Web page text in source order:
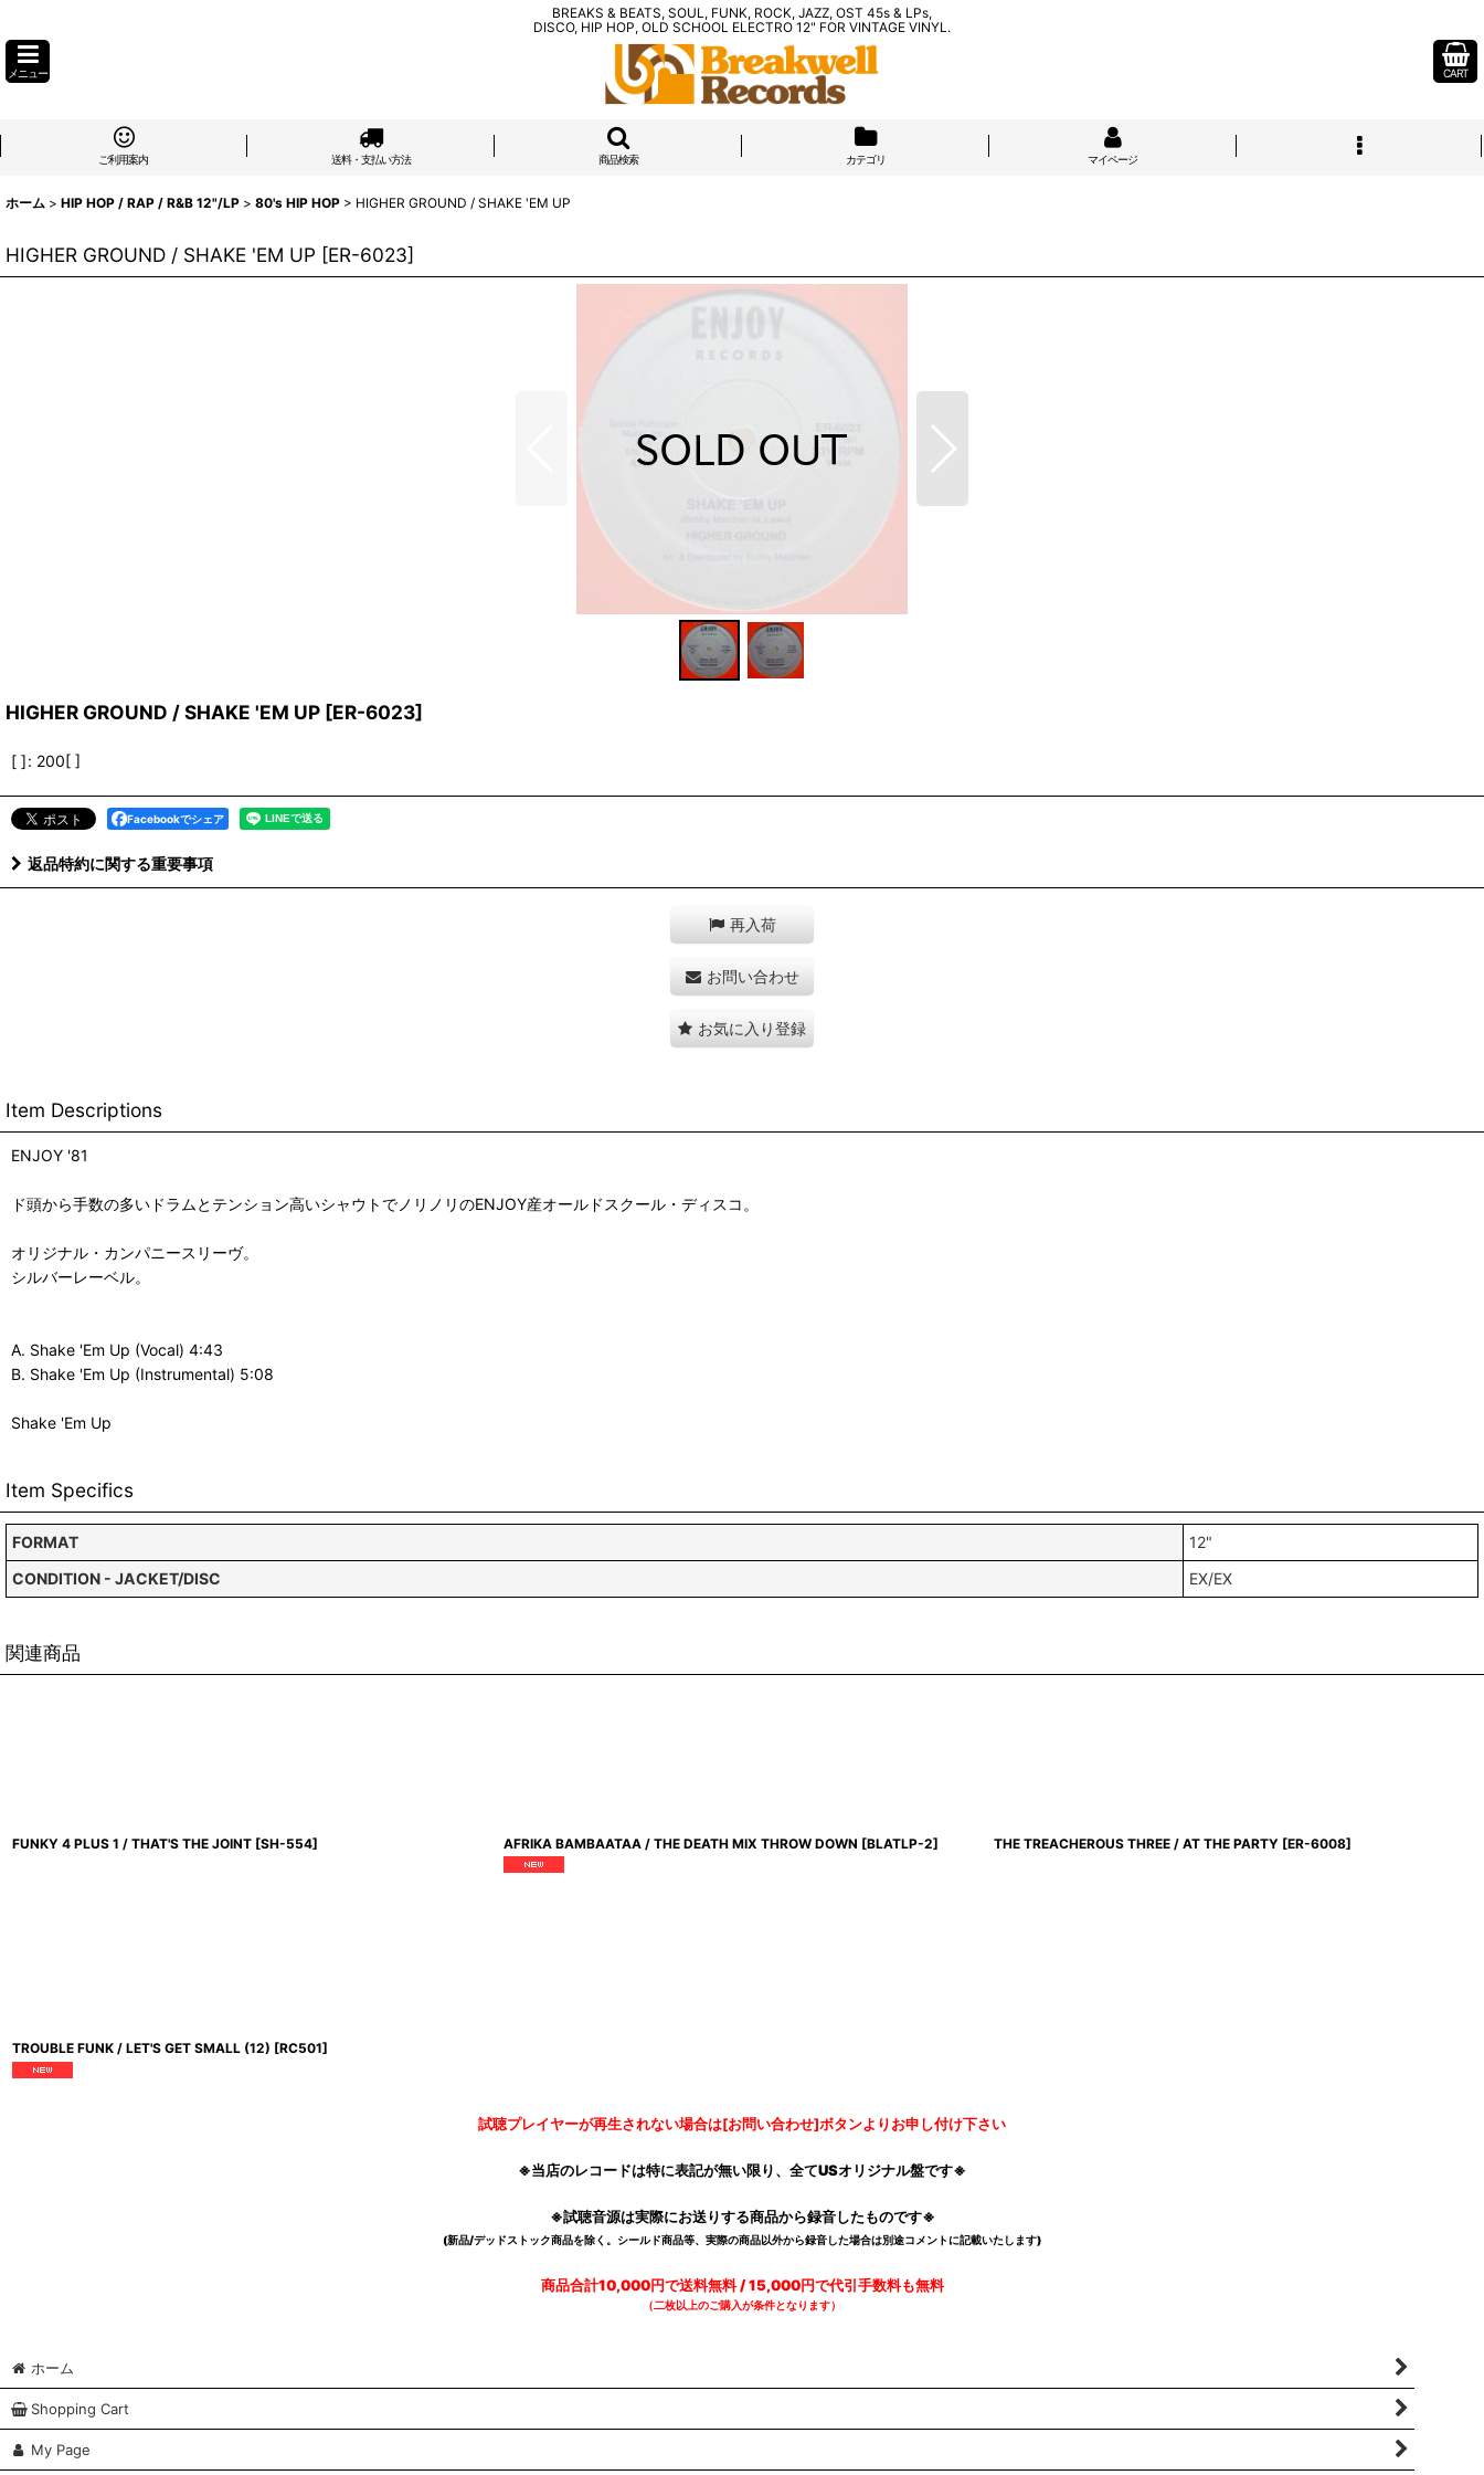
BREAKS & BEATS, SOUL, FUNK, ROCK, JAZZ, OST 45s & LPs,
DISCO, HIP HOP, OLD SCHOOL ELECTRO 12" FOR VINTAGE VINYL.
メニュー CART
ご利用案内 送料・支払い方法 商品検索 カテゴリ マイページ
ホーム > HIP HOP / RAP / R&B 12"/LP > 80's HIP HOP > HIGHER GROUND / SHAKE 'EM UP
HIGHER GROUND / SHAKE 'EM UP [ER-6023]
HIGHER GROUND / SHAKE 'EM UP [ER-6023]
[ ]: 200[ ]
Facebookでシェア
返品特約に関する重要事項
再入荷
お問い合わせ
お気に入り登録
Item Descriptions
ENJOY '81
ド頭から手数の多いドラムとテンション高いシャウトでノリノリのENJOY産オールドスクール・ディスコ。
オリジナル・カンパニースリーヴ。
シルバーレーベル。
A. Shake 'Em Up (Vocal) 4:43
B. Shake 'Em Up (Instrumental) 5:08
Shake 'Em Up
Item Specifics
FORMAT
12"
CONDITION - JACKET/DISC
EX/EX
関連商品
FUNKY 4 PLUS 1 / THAT'S THE JOINT [SH-554] AFRIKA BAMBAATAA / THE DEATH MIX THROW DOWN [BLATLP-2] THE TREACHEROUS THREE / AT THE PARTY [ER-6008]
TROUBLE FUNK / LET'S GET SMALL (12) [RC501]
試聴プレイヤーが再生されない場合は[お問い合わせ]ボタンよりお申し付け下さい
※当店のレコードは特に表記が無い限り、全てUSオリジナル盤です※
※試聴音源は実際にお送りする商品から録音したものです※
(新品/デッドストック商品を除く。シールド商品等、実際の商品以外から録音した場合は別途コメントに記載いたします)
商品合計10,000円で送料無料 / 15,000円で代引手数料も無料
（二枚以上のご購入が条件となります）
ホーム
Shopping Cart
My Page